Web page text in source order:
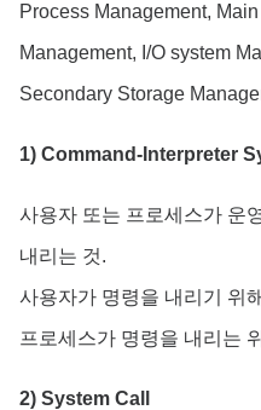
Process Management,
Management, I/O system
Secondary Storage
1) Command-Interpreter
사용자 또는 프로세스가 운
내리는 것.
사용자가 명령을 내리기 위
프로세스가 명령을 내리는
2) System Call